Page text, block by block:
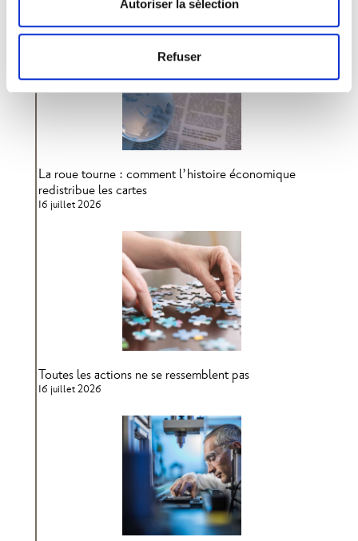
Autoriser la sélection
Refuser
La roue tourne : comment l’histoire économique
redistribue les cartes
16 juillet 2026
Toutes les actions ne se ressemblent pas
16 juillet 2026